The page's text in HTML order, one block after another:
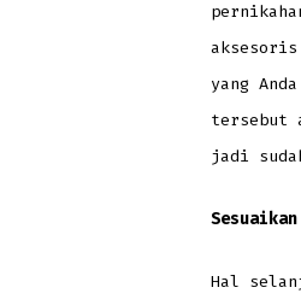
yang
tersebut
jadi
Hal